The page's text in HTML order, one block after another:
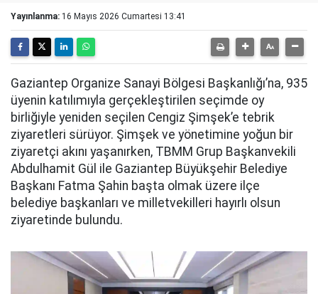
Yayınlanma: 16 Mayıs 2026 Cumartesi 13:41
Gaziantep Organize Sanayi Bölgesi Başkanlığı’na, 935
üyenin katılımıyla gerçekleştirilen seçimde oy
birliğiyle yeniden seçilen Cengiz Şimşek’e tebrik
ziyaretleri sürüyor. Şimşek ve yönetimine yoğun bir
ziyaretçi akını yaşanırken, TBMM Grup Başkanvekili
Abdulhamit Gül ile Gaziantep Büyükşehir Belediye
Başkanı Fatma Şahin başta olmak üzere ilçe
belediye başkanları ve milletvekilleri hayırlı olsun
ziyaretinde bulundu.